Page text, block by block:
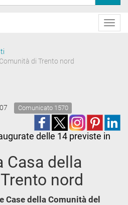
di Trento nord
Comunicato 1570
delle 14 previste in
Casa della
nord
Case della Comunità del